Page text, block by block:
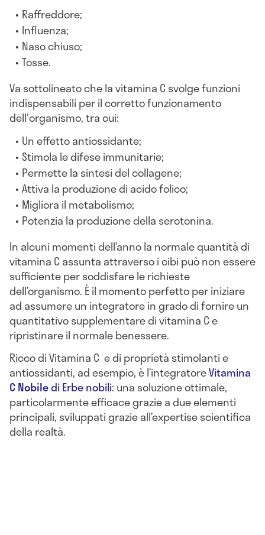
Raffreddore;
Influenza;
Naso chiuso;
Tosse.
Va sottolineato che la vitamina C svolge funzioni
indispensabili per il corretto funzionamento
dell'organismo, tra cui:
Un effetto antiossidante;
Stimola le difese immunitarie;
Permette la sintesi del collagene;
Attiva la produzione di acido folico;
Migliora il metabolismo;
Potenzia la produzione della serotonina.
In alcuni momenti dell’anno la normale quantità di
vitamina C assunta attraverso i cibi può non essere
sufficiente per soddisfare le richieste
dell’organismo. È il momento perfetto per iniziare
ad assumere un integratore in grado di fornire un
quantitativo supplementare di vitamina C e
ripristinare il normale benessere.
Ricco di Vitamina C e di proprietà stimolanti e
antiossidanti, ad esempio, è l’integratoreVitamina
C Nobiledi Erbe nobili: una soluzione ottimale,
particolarmente efficace grazie a due elementi
principali, sviluppati grazie all’expertise scientifica
della realtà.